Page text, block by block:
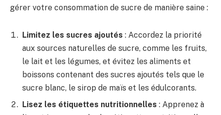
gérer votre consommation de sucre de manière saine :
Limitez les sucres ajoutés : Accordez la priorité
aux sources naturelles de sucre, comme les fruits,
le lait et les légumes, et évitez les aliments et
boissons contenant des sucres ajoutés tels que le
sucre blanc, le sirop de maïs et les édulcorants.
Lisez les étiquettes nutritionnelles : Apprenez à